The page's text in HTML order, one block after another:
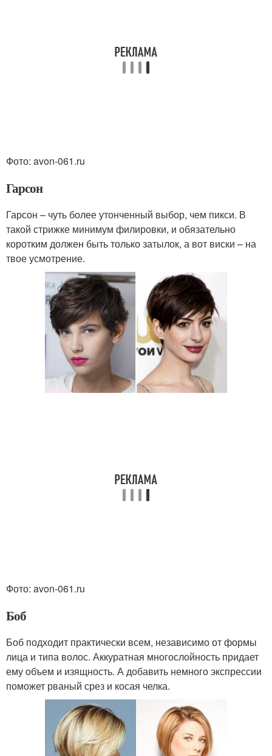
Фото: avon-061.ru
Гарсон
Гарсон – чуть более утонченный выбор, чем пикси. В
такой стрижке минимум филировки, и обязательно
коротким должен быть только затылок, а вот виски – на
твое усмотрение.
Фото: avon-061.ru
Боб
Боб подходит практически всем, независимо от формы
лица и типа волос. Аккуратная многослойность придает
ему объем и изящность. А добавить немного экспрессии
поможет рваный срез и косая челка.